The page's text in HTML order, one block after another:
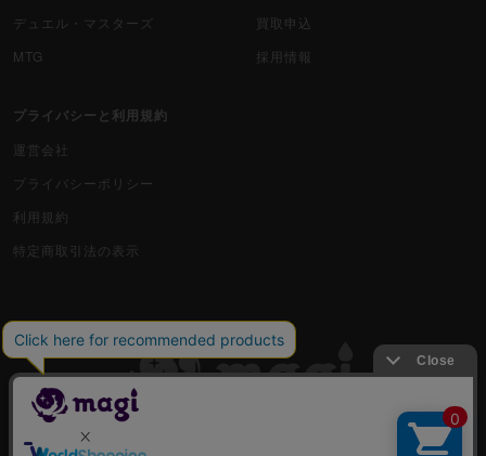
デュエル・マスターズ
MTG
買取申込
採用情報
プライバシーと利用規約
運営会社
プライバシーポリシー
利用規約
特定商取引法の表示
古物商許可番号 株式会社ジラフ 東京都公安委員会 第303311606477号